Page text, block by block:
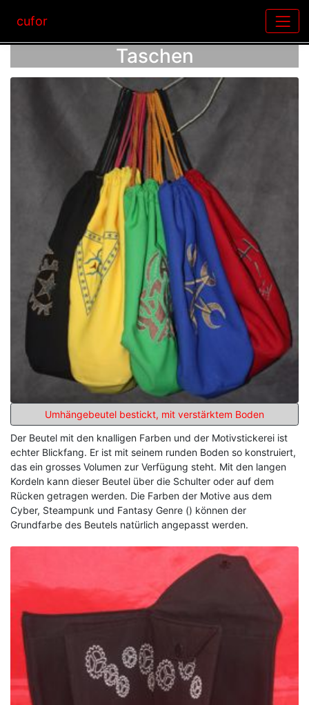
cufor
Taschen
Umhängebeutel bestickt, mit verstärktem Boden
Der Beutel mit den knalligen Farben und der Motivstickerei ist
echter Blickfang. Er ist mit seinem runden Boden so konstruiert,
das ein grosses Volumen zur Verfügung steht. Mit den langen
Kordeln kann dieser Beutel über die Schulter oder auf dem
Rücken getragen werden. Die Farben der Motive aus dem
Cyber, Steampunk und Fantasy Genre () können der
Grundfarbe des Beutels natürlich angepasst werden.